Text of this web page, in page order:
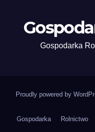
Gospodarka
Proudly powered by
Gospodarka Rolnictwo